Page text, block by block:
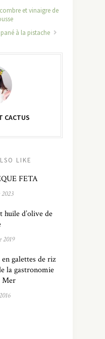
et vinaigre de
à la pistache
CACTUS
LIKE
FETA
2023
huile d’olive de
2019
galettes de riz
la gastronomie
Mer